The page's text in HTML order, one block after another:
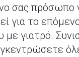
σας πρόσωπο
για το
με γιατρό.